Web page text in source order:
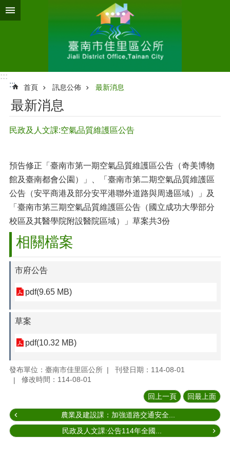
跳到主要內容區塊
:::
:::
首頁 訊息公佈 最新消息
最新消息
民政及人文課:空氣品質維護區公告
預告修正「臺南市第一期空氣品質維護區公告（奇美博物
館及臺南都會公園）」、「臺南市第二期空氣品質維護區
公告（安平商港及部分安平港聯外道路與周邊區域）」及
「臺南市第三期空氣品質維護區公告（國立成功大學部分
校區及其醫學院附設醫院區域）」草案共3份
相關檔案
市府公告
pdf(9.65 MB)
草案
pdf(10.32 MB)
發布單位：臺南市佳里區公所
刊登日期：114-08-01
修改時間：114-08-01
回上一頁 回最上面
農業及建設課：加強道路交通安全...
民政及人文課:公告114年全國...